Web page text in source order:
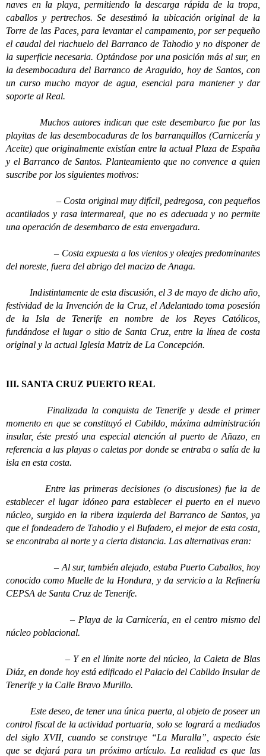
naves en la playa, permitiendo la descarga rápida de la tropa,
caballos y pertrechos. Se desestimó la ubicación original de la
Torre de las Paces, para levantar el campamento, por ser pequeño
el caudal del riachuelo del Barranco de Tahodio y no disponer de
la superficie necesaria. Optándose por una posición más al sur, en
la desembocadura del Barranco de Araguido, hoy de Santos, con
un curso mucho mayor de agua, esencial para mantener y dar
soporte al Real.
Muchos autores indican que este desembarco fue por las
playitas de las desembocaduras de los barranquillos (Carnicería y
Aceite) que originalmente existían entre la actual Plaza de España
y el Barranco de Santos. Planteamiento que no convence a quien
suscribe por los siguientes motivos:
– Costa original muy difícil, pedregosa, con pequeños
acantilados y rasa intermareal, que no es adecuada y no permite
una operación de desembarco de esta envergadura.
– Costa expuesta a los vientos y oleajes predominantes
del noreste, fuera del abrigo del macizo de Anaga.
Indistintamente de esta discusión, el 3 de mayo de dicho año,
festividad de la Invención de la Cruz, el Adelantado toma posesión
de la Isla de Tenerife en nombre de los Reyes Católicos,
fundándose el lugar o sitio de Santa Cruz, entre la línea de costa
original y la actual Iglesia Matriz de La Concepción.
III. SANTA CRUZ PUERTO REAL
Finalizada la conquista de Tenerife y desde el primer
momento en que se constituyó el Cabildo, máxima administración
insular, éste prestó una especial atención al puerto de Añazo, en
referencia a las playas o caletas por donde se entraba o salía de la
isla en esta costa.
Entre las primeras decisiones (o discusiones) fue la de
establecer el lugar idóneo para establecer el puerto en el nuevo
núcleo, surgido en la ribera izquierda del Barranco de Santos, ya
que el fondeadero de Tahodio y el Bufadero, el mejor de esta costa,
se encontraba al norte y a cierta distancia. Las alternativas eran:
– Al sur, también alejado, estaba Puerto Caballos, hoy
conocido como Muelle de la Hondura, y da servicio a la Refinería
CEPSA de Santa Cruz de Tenerife.
– Playa de la Carnicería, en el centro mismo del
núcleo poblacional.
– Y en el límite norte del núcleo, la Caleta de Blas
Diáz, en donde hoy está edificado el Palacio del Cabildo Insular de
Tenerife y la Calle Bravo Murillo.
Este deseo, de tener una única puerta, al objeto de poseer un
control fiscal de la actividad portuaria, solo se logrará a mediados
del siglo XVII, cuando se construye “La Muralla”, aspecto éste
que se dejará para un próximo artículo. La realidad es que las